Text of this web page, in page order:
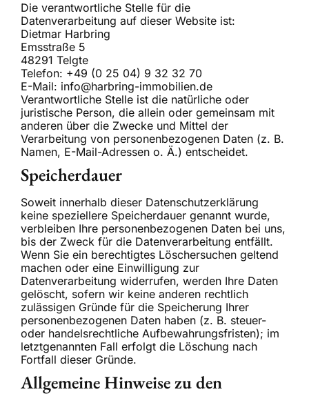
Die verantwortliche Stelle für die
Datenverarbeitung auf dieser Website ist:
Dietmar Harbring
Emsstraße 5
48291 Telgte
Telefon: +49 (0 25 04) 9 32 32 70
E-Mail: info@harbring-immobilien.de
Verantwortliche Stelle ist die natürliche oder
juristische Person, die allein oder gemeinsam mit
anderen über die Zwecke und Mittel der
Verarbeitung von personenbezogenen Daten (z. B.
Namen, E-Mail-Adressen o. Ä.) entscheidet.
Speicherdauer
Soweit innerhalb dieser Datenschutzerklärung
keine speziellere Speicherdauer genannt wurde,
verbleiben Ihre personenbezogenen Daten bei uns,
bis der Zweck für die Datenverarbeitung entfällt.
Wenn Sie ein berechtigtes Löschersuchen geltend
machen oder eine Einwilligung zur
Datenverarbeitung widerrufen, werden Ihre Daten
gelöscht, sofern wir keine anderen rechtlich
zulässigen Gründe für die Speicherung Ihrer
personenbezogenen Daten haben (z. B. steuer-
oder handelsrechtliche Aufbewahrungsfristen); im
letztgenannten Fall erfolgt die Löschung nach
Fortfall dieser Gründe.
Allgemeine Hinweise zu den